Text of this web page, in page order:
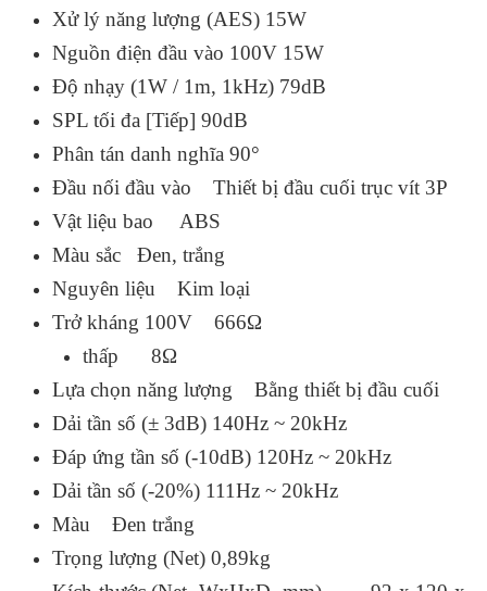
Xử lý năng lượng (AES) 15W
Nguồn điện đầu vào 100V 15W
Độ nhạy (1W / 1m, 1kHz) 79dB
SPL tối đa [Tiếp] 90dB
Phân tán danh nghĩa 90°
Đầu nối đầu vào Thiết bị đầu cuối trục vít 3P
Vật liệu bao ABS
Màu sắc Đen, trắng
Nguyên liệu Kim loại
Trở kháng 100V 666Ω
thấp 8Ω
Lựa chọn năng lượng Bằng thiết bị đầu cuối
Dải tần số (± 3dB) 140Hz ~ 20kHz
Đáp ứng tần số (-10dB) 120Hz ~ 20kHz
Dải tần số (-20%) 111Hz ~ 20kHz
Màu Đen trắng
Trọng lượng (Net) 0,89kg